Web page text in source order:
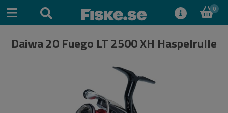
0
Daiwa 20 Fuego LT 2500 XH Haspelrulle